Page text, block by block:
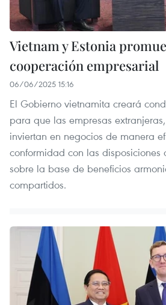
Vietnam y Estonia
cooperación empresarial
06/06/2025 15:16
El Gobierno vietnamita creará
para que las empresas
inviertan en negocios de manera
conformidad con las
sobre la base de beneficios
compartidos.